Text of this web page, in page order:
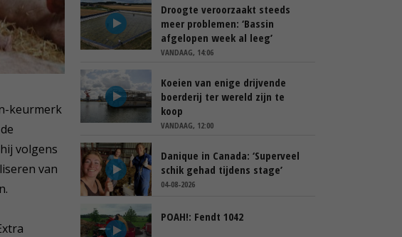
keurmerk
volgens
van
Droogte veroorzaakt steeds
meer problemen: ‘Bassin
afgelopen week al leeg’
VANDAAG, 14:06
Koeien van enige drijvende
boerderij ter wereld zijn te
koop
VANDAAG, 12:00
Danique in Canada: ‘Superveel
schik gehad tijdens stage’
04-08-2026
POAH!: Fendt 1042